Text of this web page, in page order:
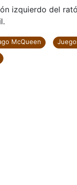
izquierdo del
McQueen